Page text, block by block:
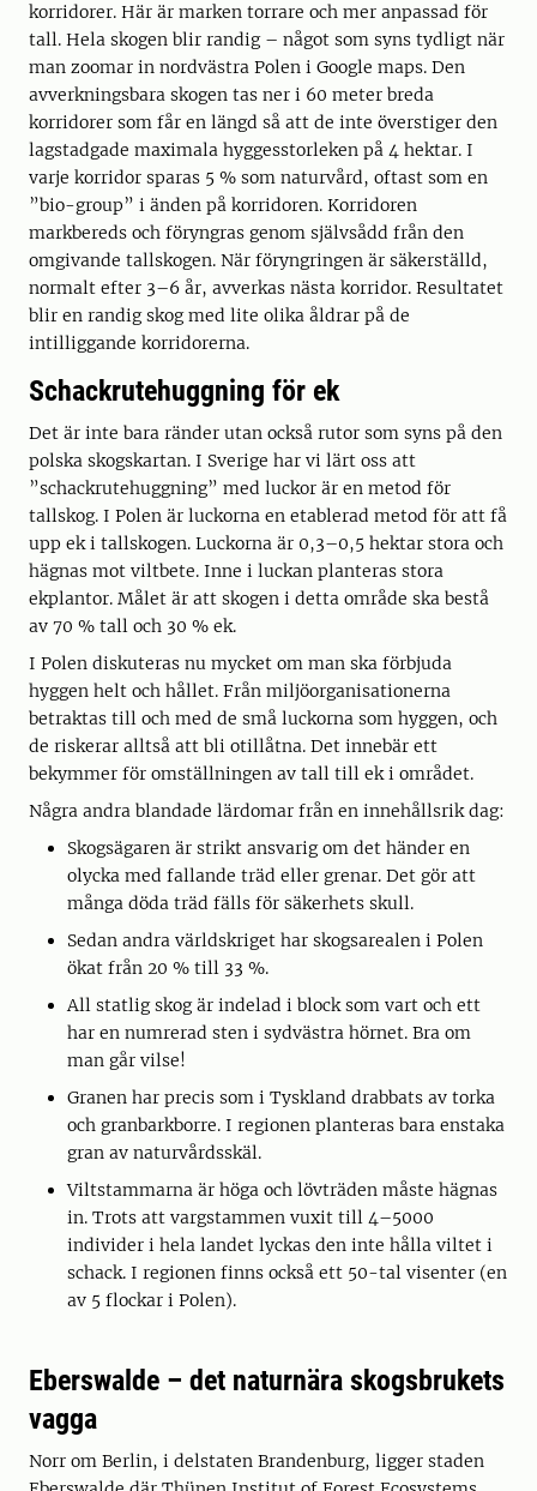
korridorer. Här är marken torrare och mer anpassad för
tall. Hela skogen blir randig – något som syns tydligt när
man zoomar in nordvästra Polen i Google maps. Den
avverkningsbara skogen tas ner i 60 meter breda
korridorer som får en längd så att de inte överstiger den
lagstadgade maximala hyggesstorleken på 4 hektar. I
varje korridor sparas 5 % som naturvård, oftast som en
”bio-group” i änden på korridoren. Korridoren
markbereds och föryngras genom självsådd från den
omgivande tallskogen. När föryngringen är säkerställd,
normalt efter 3–6 år, avverkas nästa korridor. Resultatet
blir en randig skog med lite olika åldrar på de
intilliggande korridorerna.
Schackrutehuggning för ek
Det är inte bara ränder utan också rutor som syns på den
polska skogskartan. I Sverige har vi lärt oss att
”schackrutehuggning” med luckor är en metod för
tallskog. I Polen är luckorna en etablerad metod för att få
upp ek i tallskogen. Luckorna är 0,3–0,5 hektar stora och
hägnas mot viltbete. Inne i luckan planteras stora
ekplantor. Målet är att skogen i detta område ska bestå
av 70 % tall och 30 % ek.
I Polen diskuteras nu mycket om man ska förbjuda
hyggen helt och hållet. Från miljöorganisationerna
betraktas till och med de små luckorna som hyggen, och
de riskerar alltså att bli otillåtna. Det innebär ett
bekymmer för omställningen av tall till ek i området.
Några andra blandade lärdomar från en innehållsrik dag:
Skogsägaren är strikt ansvarig om det händer en
olycka med fallande träd eller grenar. Det gör att
många döda träd fälls för säkerhets skull.
Sedan andra världskriget har skogsarealen i Polen
ökat från 20 % till 33 %.
All statlig skog är indelad i block som vart och ett
har en numrerad sten i sydvästra hörnet. Bra om
man går vilse!
Granen har precis som i Tyskland drabbats av torka
och granbarkborre. I regionen planteras bara enstaka
gran av naturvårdsskäl.
Viltstammarna är höga och lövträden måste hägnas
in. Trots att vargstammen vuxit till 4–5000
individer i hela landet lyckas den inte hålla viltet i
schack. I regionen finns också ett 50-tal visenter (en
av 5 flockar i Polen).
Eberswalde – det naturnära skogsbrukets
vagga
Norr om Berlin, i delstaten Brandenburg, ligger staden